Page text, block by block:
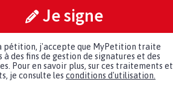
Je signe
pétition, j'accepte que MyPetition traite
à des fins de gestion de signatures et des
Pour en savoir plus, sur ces traitements et
je consulte les conditions d'utilisation.